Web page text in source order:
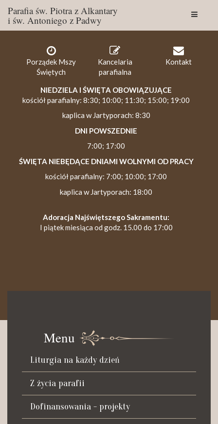
Parafia św. Piotra z Alkantary
i św. Antoniego z Padwy
Porządek Mszy
Świętych
Kancelaria
parafialna
Kontakt
NIEDZIELA I ŚWIĘTA OBOWIĄZUJĄCE
kościół parafialny: 8:30; 10:00; 11:30; 15:00; 19:00
kaplica w Jartyporach: 8:30
DNI POWSZEDNIE
7:00; 17:00
ŚWIĘTA NIEBĘDĄCE DNIAMI WOLNYMI OD PRACY
kościół parafialny: 7:00; 10:00; 17:00
kaplica w Jartyporach: 18:00
Adoracja Najświętszego Sakramentu:
I piątek miesiąca od godz. 15.00 do 17:00
Czynna od poniedziałku do soboty do godz. 8.30 oraz po Mszy
św. wieczornej do godz. 18.00.
Telefon dyżurny: +48 665 034 305
Zwiedzanie kościoła i ekspozycji muzealnej:
kustosz-przewodnik
Roman Postek + 48 667 684 406
Parafia św. Piotra z Alkantary
i św. Antoniego z Padwy
Menu
Liturgia na każdy dzień
Z życia parafii
Dofinansowania - projekty